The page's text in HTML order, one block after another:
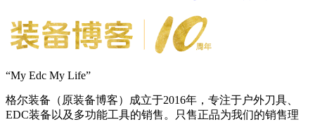
“My Edc My Life”
格尔装备（原装备博客）成立于2016年，专注于户外刀具、
EDC装备以及多功能工具的销售。只售正品为我们的销售理